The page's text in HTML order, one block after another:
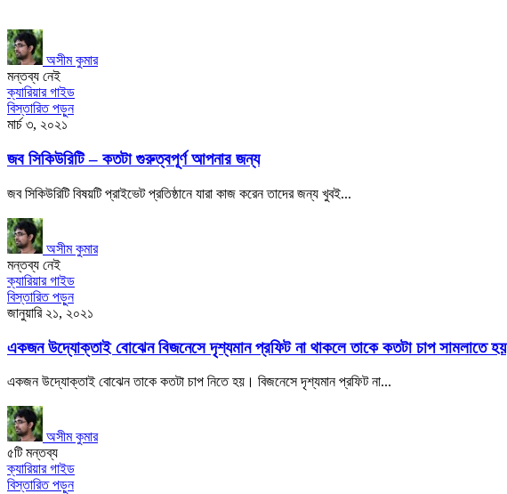
অসীম কুমার
মন্তব্য নেই
ক্যারিয়ার গাইড
বিস্তারিত পড়ুন
মার্চ ৩, ২০২১
জব সিকিউরিটি – কতটা গুরুত্বপূর্ণ আপনার জন্য
জব সিকিউরিটি বিষয়টি প্রাইভেট প্রতিষ্ঠানে যারা কাজ করেন তাদের জন্য খুবই...
অসীম কুমার
মন্তব্য নেই
ক্যারিয়ার গাইড
বিস্তারিত পড়ুন
জানুয়ারি ২১, ২০২১
একজন উদ্যোক্তাই বোঝেন বিজনেসে দৃশ্যমান প্রফিট না থাকলে তাকে কতটা চাপ সামলাতে হয়
একজন উদ্যোক্তাই বোঝেন তাকে কতটা চাপ নিতে হয়। বিজনেসে দৃশ্যমান প্রফিট না...
অসীম কুমার
৫টি মন্তব্য
ক্যারিয়ার গাইড
বিস্তারিত পড়ুন